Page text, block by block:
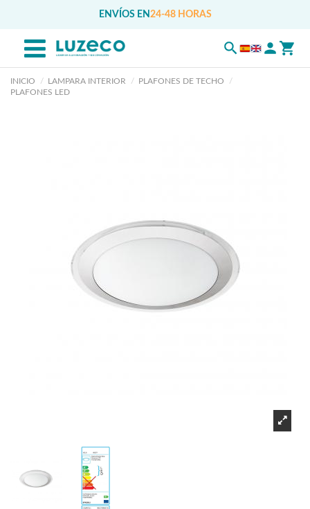
ENVÍOS EN 24-48 HORAS
INICIO LAMPARA INTERIOR
PLAFONES DE TECHO
PLAFONES LED